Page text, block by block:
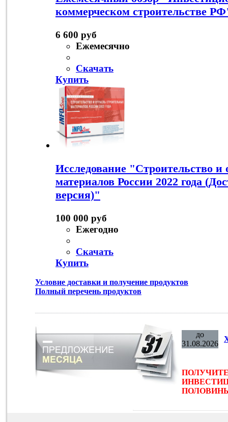
коммерческом строительстве
6 600 руб
Ежемесячно
Скачать
Купить
Исследование "Строительство и
материалов России 2022 года
версия)"
100 000 руб
Ежегодно
Скачать
Купить
Условие доставки и получение продуктов
Полный перечень продуктов
до
31.08.2026
ПОЛОВИНЫ